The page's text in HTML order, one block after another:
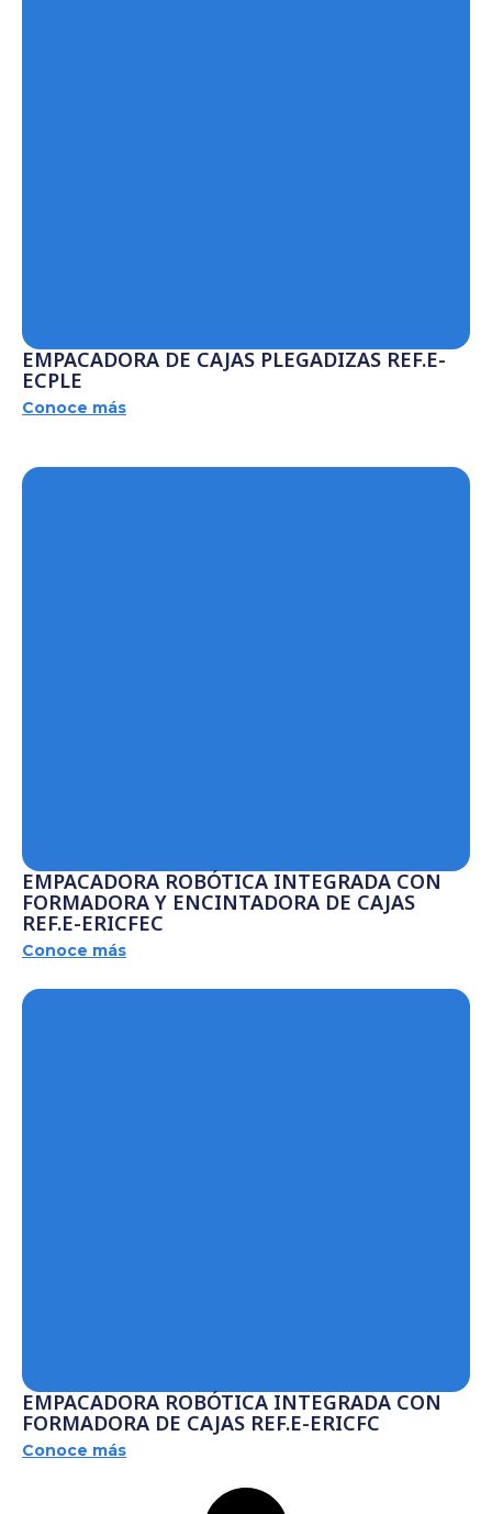
EMPACADORA DE CAJAS PLEGADIZAS REF.E-
ECPLE
Conoce más
EMPACADORA ROBÓTICA INTEGRADA CON
FORMADORA Y ENCINTADORA DE CAJAS
REF.E-ERICFEC
Conoce más
EMPACADORA ROBÓTICA INTEGRADA CON
FORMADORA DE CAJAS REF.E-ERICFC
Conoce más